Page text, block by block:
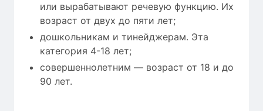
или вырабатывают речевую функцию. Их
возраст от двух до пяти лет;
дошкольникам и тинейджерам. Эта
категория 4-18 лет;
совершеннолетним — возраст от 18 и до
90 лет.